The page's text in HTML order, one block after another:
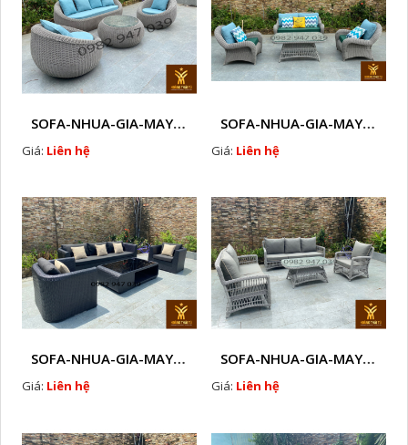
SOFA-NHUA-GIA-MAY-CAO-CAP-NGOAI-TROI-A13
Giá: Liên hệ
SOFA-NHUA-GIA-MAY-CAO-CAP-NGOAI-TROI-A10
Giá: Liên hệ
SOFA-NHUA-GIA-MAY-CAO-CAP-NGOAI-TROI-A8
Giá: Liên hệ
SOFA-NHUA-GIA-MAY-CAO-CAP-NGOAI-TROI-A5
Giá: Liên hệ